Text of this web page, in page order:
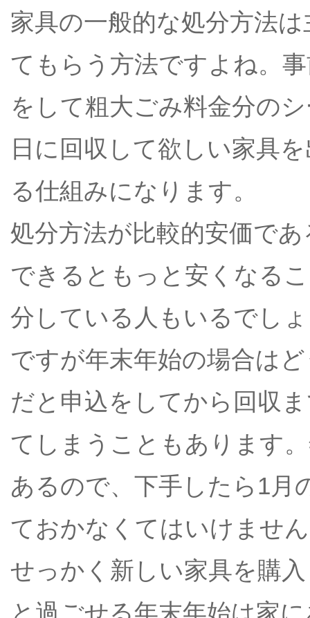
家具の一般的な処分方法
てもらう方法ですよね。
をして粗大ごみ料金分の
日に回収して欲しい家具
る仕組みになります。
処分方法が比較的安価で
できるともっと安くなる
分している人もいるでし
ですが年末年始の場合は
だと申込をしてから回収
てしまうこともあります
あるので、下手したら1月
ておかなくてはいけませ
せっかく新しい家具を購
と過ごせる年末年始は家